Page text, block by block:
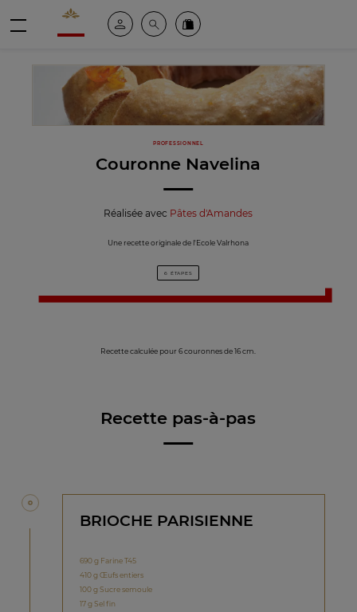
Valrhona - Imaginons le meilleur du chocolat
Espace clientRechercheCommandez en ligne
PROFESSIONNEL
Couronne Navelina
Réalisée avec Pâtes d'Amandes
Une recette originale de l'Ecole Valrhona
6 ÉTAPES
Recette calculée pour 6 couronnes de 16 cm.
Recette pas-à-pas
BRIOCHE PARISIENNE
690 g Farine T45
410 g Œufs entiers
100 g Sucre semoule
17 g Sel fin